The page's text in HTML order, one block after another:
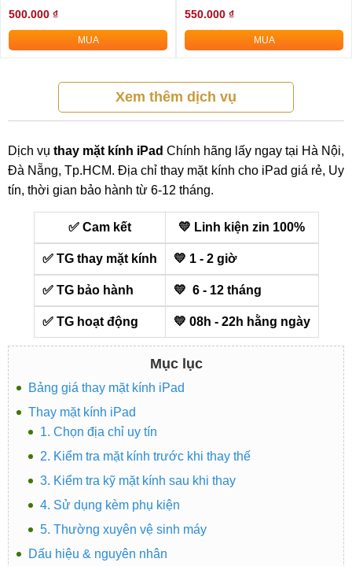
500.000 ₫
MUA
550.000 ₫
MUA
Xem thêm dịch vụ
Dịch vụ thay mặt kính iPad Chính hãng lấy ngay tại Hà Nội,
Đà Nẵng, Tp.HCM. Địa chỉ thay mặt kính cho iPad giá rẻ, Uy
tín, thời gian bảo hành từ 6-12 tháng.
✅ Cam kết 💛 Linh kiện zin 100%
✅ TG thay mặt kính 💛 1 - 2 giờ
✅ TG bảo hành 💛 6 - 12 tháng
✅ TG hoạt động 💛 08h - 22h hằng ngày
Mục lục
Bảng giá thay mặt kính iPad
Thay mặt kính iPad
1. Chọn địa chỉ uy tín
2. Kiểm tra mặt kính trước khi thay thế
3. Kiểm tra kỹ mặt kính sau khi thay
4. Sử dụng kèm phụ kiện
5. Thường xuyên vệ sinh máy
Dấu hiệu & nguyên nhân